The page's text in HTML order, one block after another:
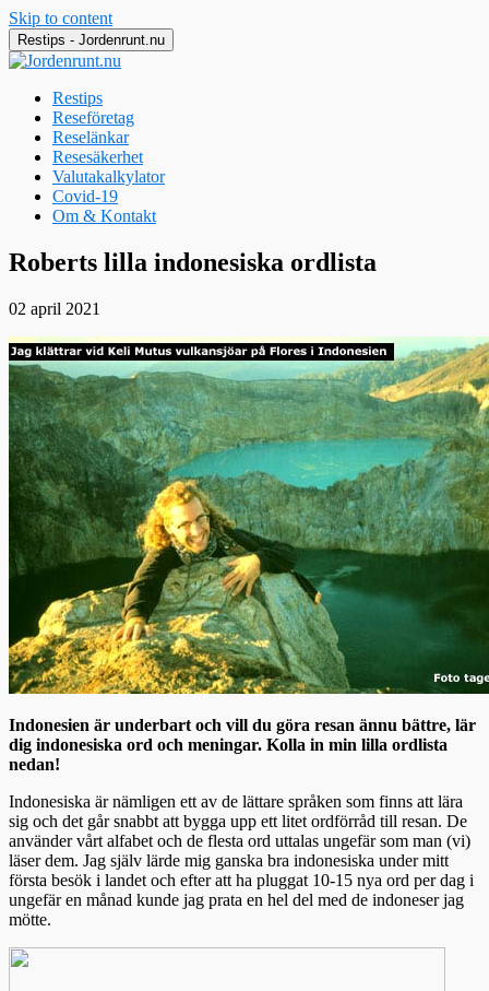
Skip to content
Restips - Jordenrunt.nu
Restips
Reseföretag
Reselänkar
Resesäkerhet
Valutakalkylator
Covid-19
Om & Kontakt
Jordenrunt.nu
Tusen Restips från hela världen
Roberts lilla indonesiska ordlista
02 april 2021
Indonesien är underbart och vill du göra resan ännu bättre, lär
dig indonesiska ord och meningar. Kolla in min lilla ordlista
nedan!
Indonesiska är nämligen ett av de lättare språken som finns att lära
sig och det går snabbt att bygga upp ett litet ordförråd till resan. De
använder vårt alfabet och de flesta ord uttalas ungefär som man (vi)
läser dem. Jag själv lärde mig ganska bra indonesiska under mitt
första besök i landet och efter att ha pluggat 10-15 nya ord per dag i
ungefär en månad kunde jag prata en hel del med de indoneser jag
mötte.